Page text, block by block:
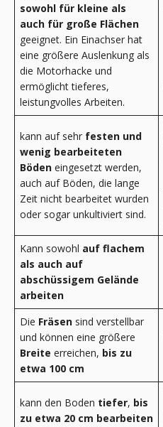
sowohl für kleine als
auch für große Flächen
geeignet. Ein Einachser hat
eine größere Auslenkung als
die Motorhacke und
ermöglicht tieferes,
leistungvolles Arbeiten.
kann auf sehr festen und
wenig bearbeiteten
Böden eingesetzt werden,
auch auf Böden, die lange
Zeit nicht bearbeitet wurden
oder sogar unkultiviert sind.
Kann sowohl auf flachem
als auch auf
abschüssigem Gelände
arbeiten
Die Fräsen sind verstellbar
und können eine größere
Breite erreichen, bis zu
etwa 100 cm
kann den Boden tiefer, bis
zu etwa 20 cm bearbeiten